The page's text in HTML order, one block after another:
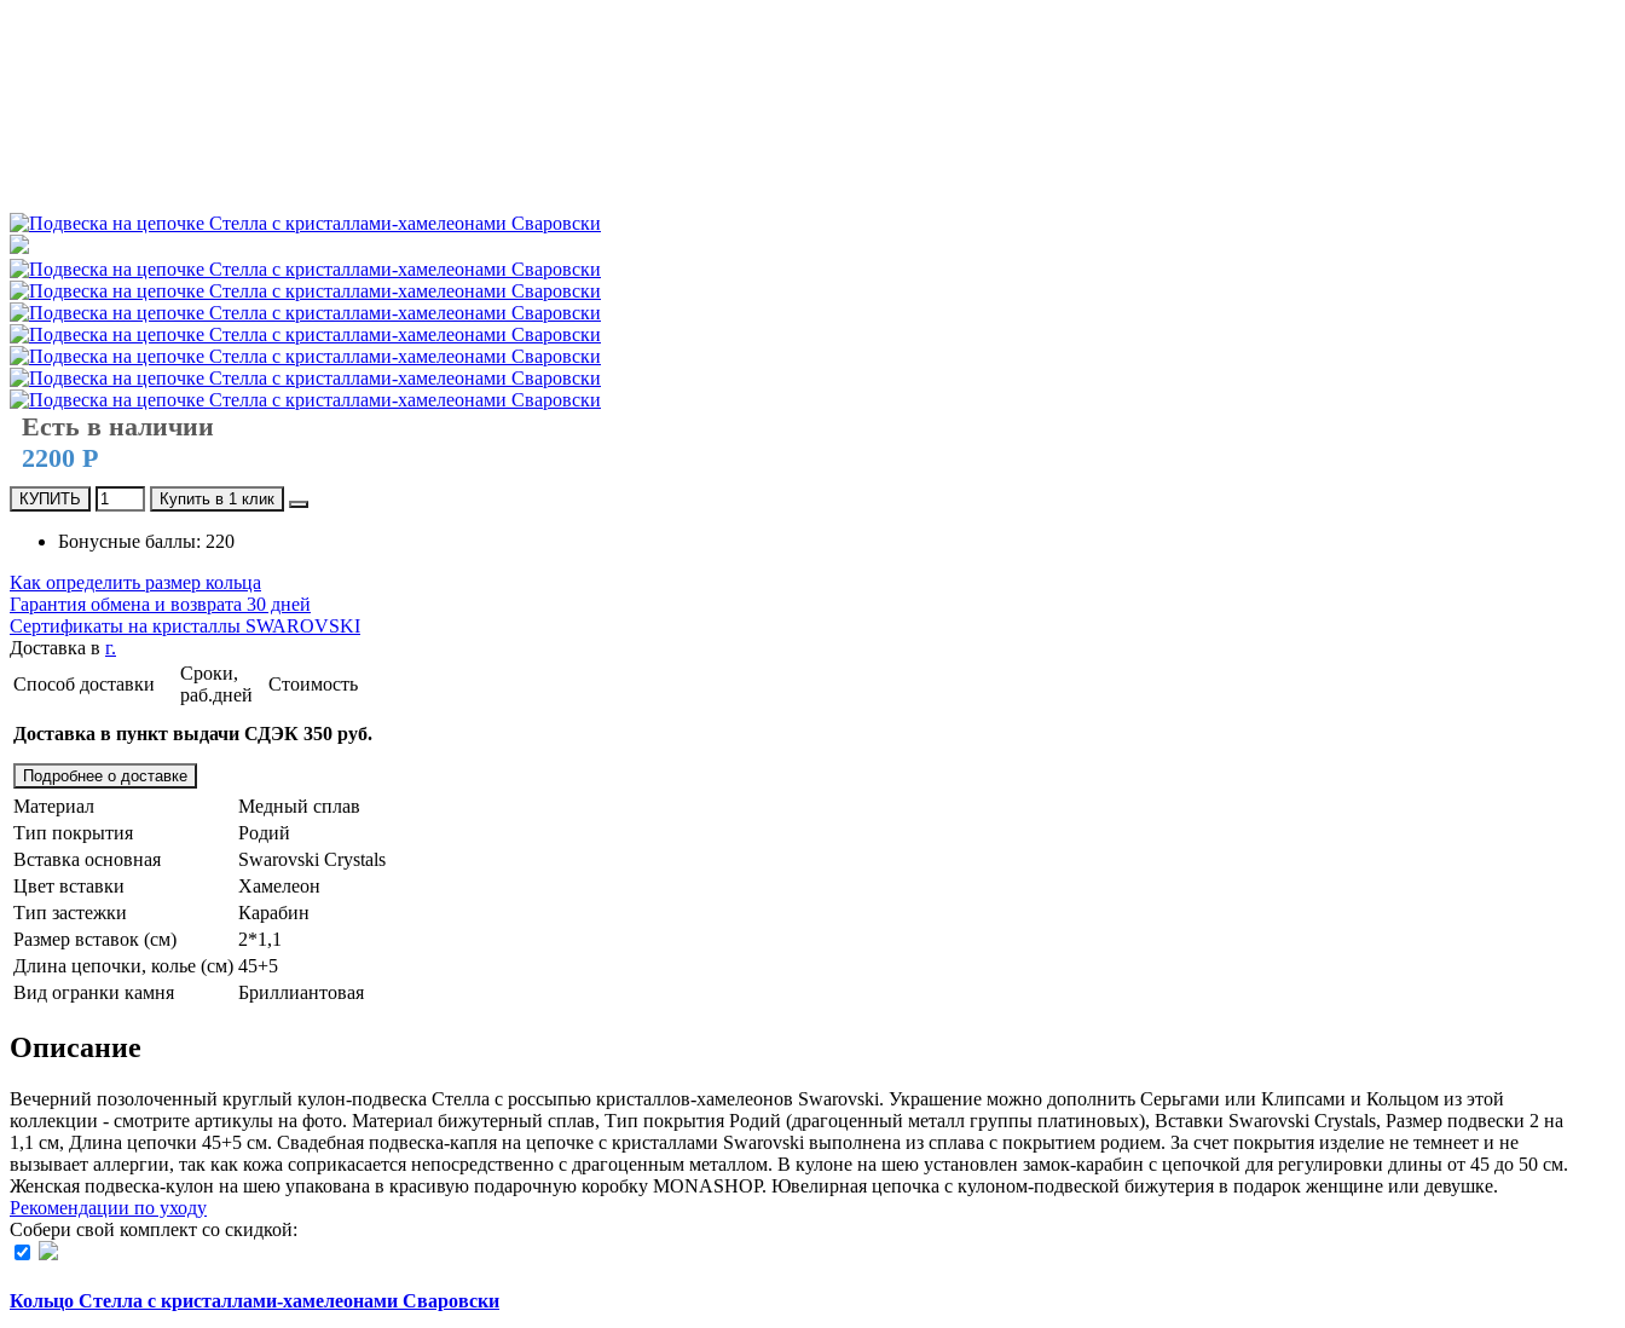
Есть в наличии
2200 Р
КУПИТЬ Купить в 1 клик
Бонусные баллы: 220
Как определить размер кольца
Гарантия обмена и возврата 30 дней
Сертификаты на кристаллы SWAROVSKI
Доставка в г.
Способ доставки
Сроки,
раб.дней
Стоимость
Доставка в пункт выдачи СДЭК 350 руб.
Подробнее о доставке
Материал
Медный сплав
Тип покрытия
Родий
Вставка основная
Swarovski Crystals
Цвет вставки
Хамелеон
Тип застежки
Карабин
Размер вставок (см)
2*1,1
Длина цепочки, колье (см) 45+5
Вид огранки камня
Бриллиантовая
Описание
Вечерний позолоченный круглый кулон-подвеска Стелла с россыпью кристаллов-хамелеонов Swarovski. Украшение можно дополнить Серьгами или Клипсами и Кольцом из этой
коллекции - смотрите артикулы на фото. Материал бижутерный сплав, Тип покрытия Родий (драгоценный металл группы платиновых), Вставки Swarovski Crystals, Размер подвески 2 на
1,1 см, Длина цепочки 45+5 см. Свадебная подвеска-капля на цепочке с кристаллами Swarovski выполнена из сплава с покрытием родием. За счет покрытия изделие не темнеет и не
вызывает аллергии, так как кожа соприкасается непосредственно с драгоценным металлом. В кулоне на шею установлен замок-карабин с цепочкой для регулировки длины от 45 до 50 см.
Женская подвеска-кулон на шею упакована в красивую подарочную коробку MONASHOP. Ювелирная цепочка с кулоном-подвеской бижутерия в подарок женщине или девушке.
Рекомендации по уходу
Собери свой комплект со скидкой:
Кольцо Стелла с кристаллами-хамелеонами Сваровски